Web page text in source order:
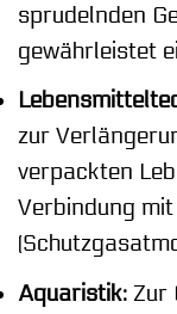
sprudelnden
gewährleistet
zur
verpackten
Verbindung
Aquaristik: Zur